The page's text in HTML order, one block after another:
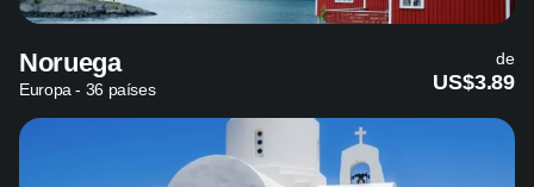
Noruega
Europa - 36 países
de
US$3.89